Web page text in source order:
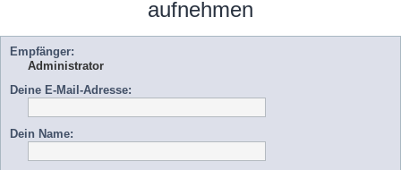
aufnehmen
Empfänger:
Administrator
Deine E-Mail-Adresse:
Dein Name: